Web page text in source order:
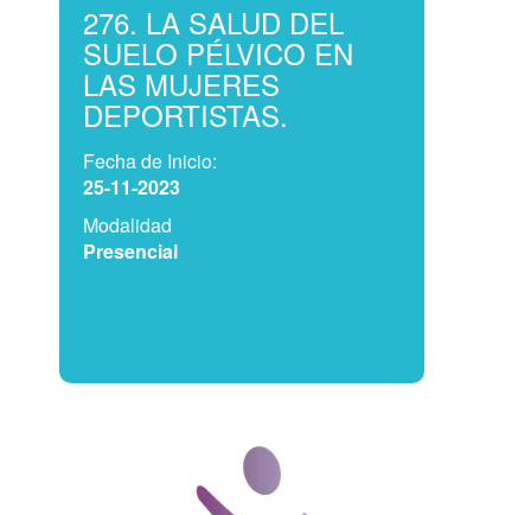
276. LA SALUD DEL
SUELO PÉLVICO EN
LAS MUJERES
DEPORTISTAS.
Fecha de Inicio:
25-11-2023
Modalidad
Presencial